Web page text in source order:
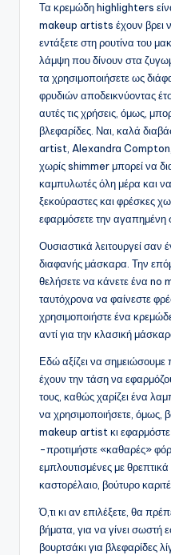
Τα κρεμώδη highlighters
makeup artists έχουν βρει
εντάξετε στη ρουτίνα του
λάμψη που δίνουν στα
τα χρησιμοποιήσετε ως
φρυδιών αποδεικνύοντας
αυτές τις χρήσεις, όμως,
βλεφαρίδες. Ναι, καλά
artist, Alexandra
χωρίς shimmer μπορεί να
καμπυλωτές όλη μέρα και
ξεκούραστες και φρέσκες
εφαρμόσετε την αγαπημένη
Ουσιαστικά λειτουργεί
διαφανής μάσκαρα. Την
θελήσετε να κάνετε ένα no
ταυτόχρονα να φαίνεστε
χρησιμοποιήστε ένα
αντί για την κλασική
Εδώ αξίζει να σημειώσουμε
έχουν την τάση να
τους, καθώς χαρίζει ένα
να χρησιμοποιήσετε, όμως,
makeup artist κι
-προτιμήστε «καθαρές»
εμπλουτισμένες με
καστορέλαιο, βούτυρο
Ό,τι κι αν επιλέξετε, θα
βήματα, για να γίνει
βουρτσάκι για βλεφαρίδες